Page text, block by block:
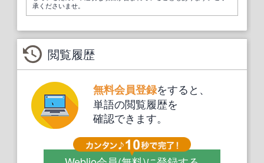
承くださいませ。
閲覧履歴
無料会員登録をすると、
単語の閲覧履歴を
確認できます。